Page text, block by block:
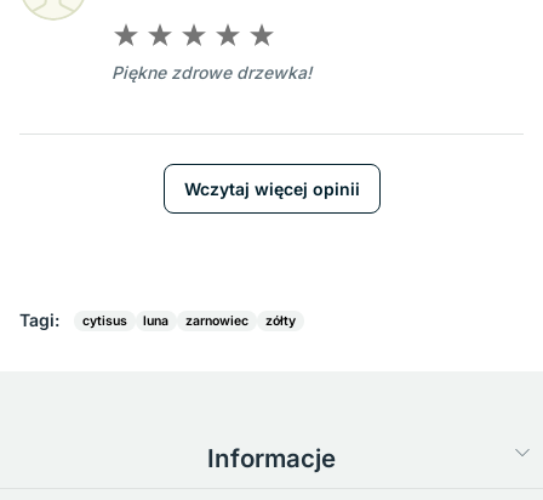
Piękne zdrowe drzewka!
Wczytaj więcej opinii
Tagi: cytisus luna zarnowiec zółty
Informacje